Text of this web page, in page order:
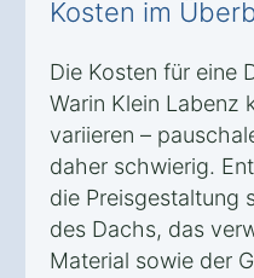
Kosten im
Die Kosten für eine
Warin Klein Labenz
variieren –
daher schwierig.
die Preisgestaltung
des Dachs, das
Material sowie der